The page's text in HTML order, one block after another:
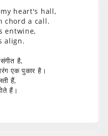
heart's hall,
chord a call.
entwine,
align.
है,
एक पुकार है।
हैं,
हैं।